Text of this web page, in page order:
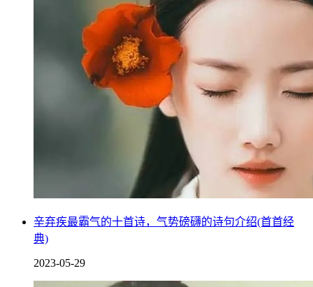
辛弃疾最霸气的十首诗，气势磅礴的诗句介绍(首首经
典)
2023-05-29